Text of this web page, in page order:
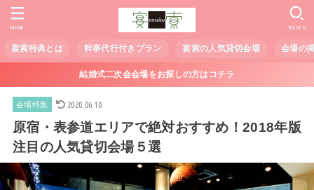
宴索特典とは 幹事代行付きプラン 宴索の人気貸切会場 会場の
SEARCH
MENU
結婚式二次会会場をお探しの方はコチラ
会場特集 2020.06.10
原宿・表参道エリアで絶対おすすめ！2018年版
注目の人気貸切会場５選